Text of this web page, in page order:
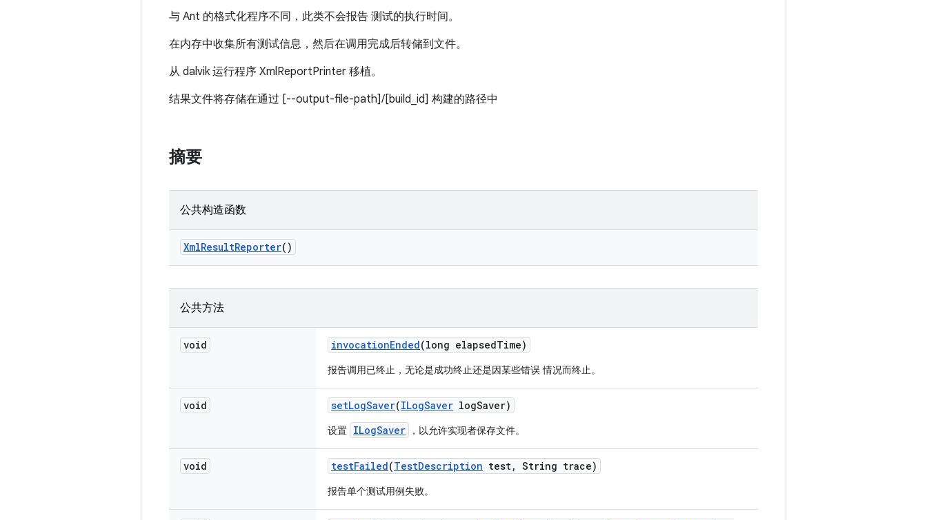
与 Ant 的格式化程序不同，此类不会报告 测试的执行时间。
在内存中收集所有测试信息，然后在调用完成后转储到文件。
从 dalvik 运行程序 XmlReportPrinter 移植。
结果文件将存储在通过 [--output-file-path]/[build_id] 构建的路径中
摘要
公共构造函数
XmlResultReporter()
公共方法
void invocationEnded(long elapsedTime)
报告调用已终止，无论是成功终止还是因某些错误 情况而终止。
void setLogSaver(ILogSaver logSaver)
设置 ILogSaver ，以允许实现者保存文件。
void testFailed(TestDescription test, String trace)
报告单个测试用例失败。